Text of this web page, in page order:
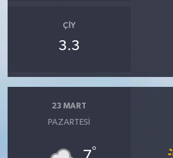
ÇIY
3.3
23 MART
PAZARTESI
°